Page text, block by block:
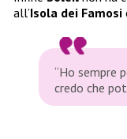
all’Isola dei Famosi
“Ho sempre
credo che